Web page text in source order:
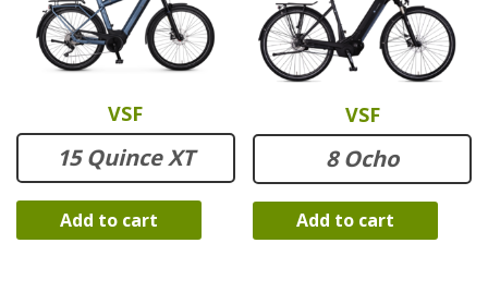
VSF
15 Quince XT
Add to cart
VSF
8 Ocho
Add to cart